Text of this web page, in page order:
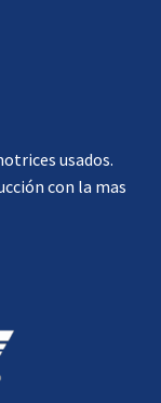
usados.
con la mas